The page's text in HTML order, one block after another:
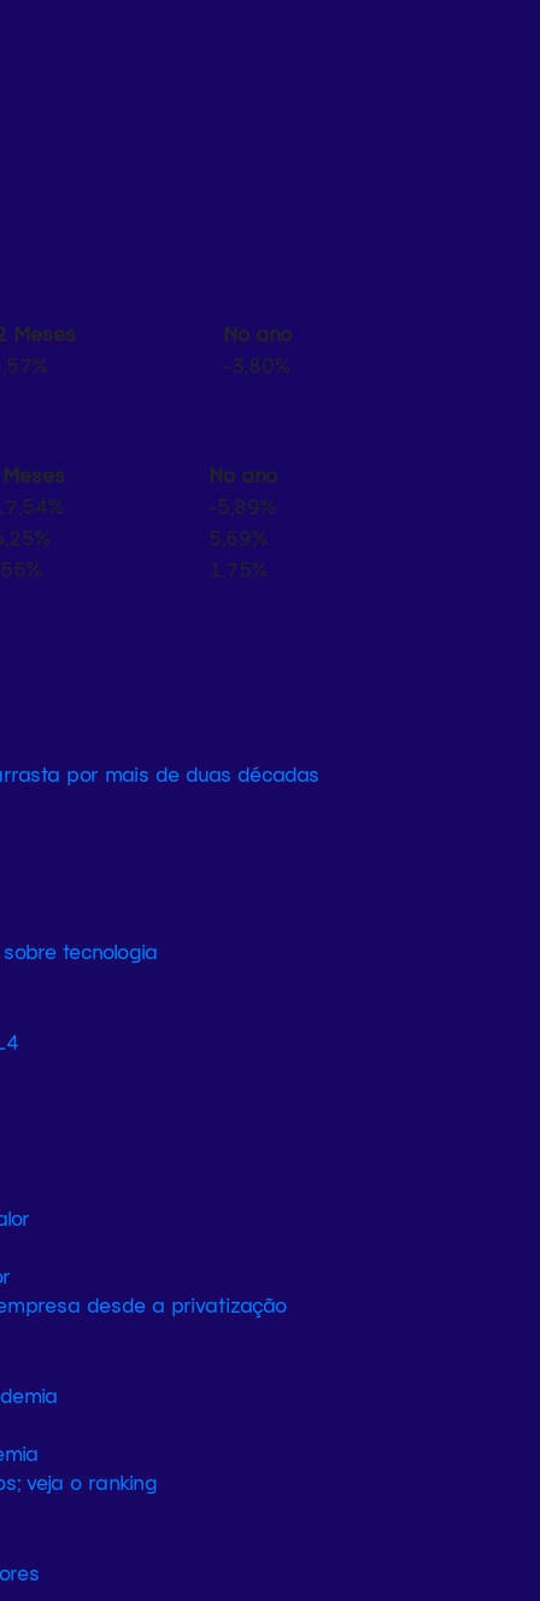
Meses
No ano
-3,80%
No ano
-5,89%
5,69%
1,75%
por mais de duas décadas
tecnologia
desde a privatização
veja o ranking